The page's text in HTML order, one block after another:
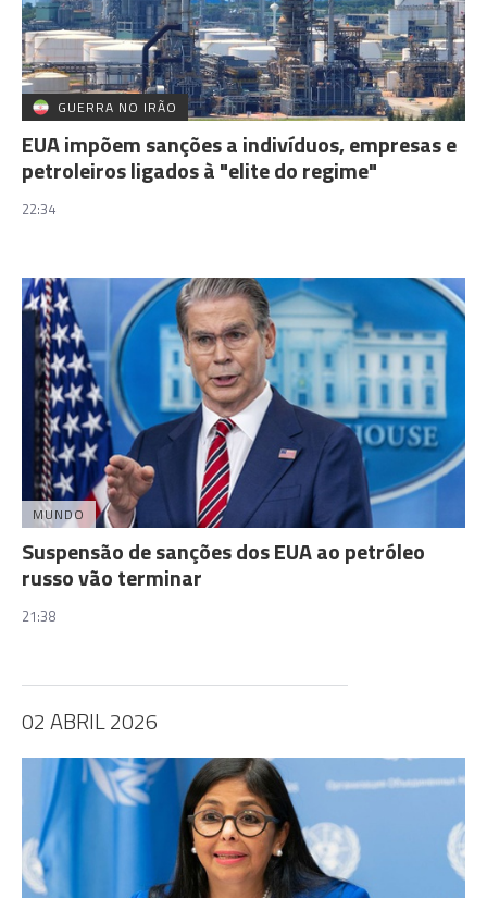
GUERRA NO IRÃO
EUA impõem sanções a indivíduos, empresas e
petroleiros ligados à "elite do regime"
22:34
MUNDO
Suspensão de sanções dos EUA ao petróleo
russo vão terminar
21:38
02 ABRIL 2026